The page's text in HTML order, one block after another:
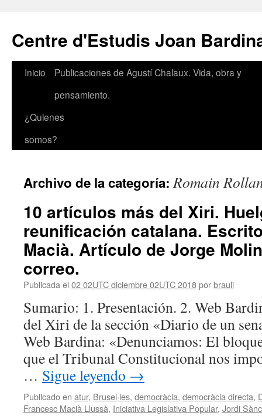
contenido
Centre d'Estudis Joan
Inicio
Publicaciones de Agustí Chalaux. Vida, obra y
pensamiento.
¿Quienes
somos?
Archivo de la categoría:Romain
10 artículos más del Xiri.
reunificación catalana.
Macià. Artículo de Jorge
correo.
Publicada el 02 02UTC diciembre 02UTC 2018porbrauli
Sumario: 1. Presentación. 2. Web
del Xiri de la sección «Diario de un
Web Bardina: «Denunciamos: El
que el Tribunal Constitucional nos
… Sigue leyendo →
Publicado en atur, Brusel·les, democràcia, democràcia directa,
Francesc Macià Llussà, Iniciativa Legislativa Popular, Jordi